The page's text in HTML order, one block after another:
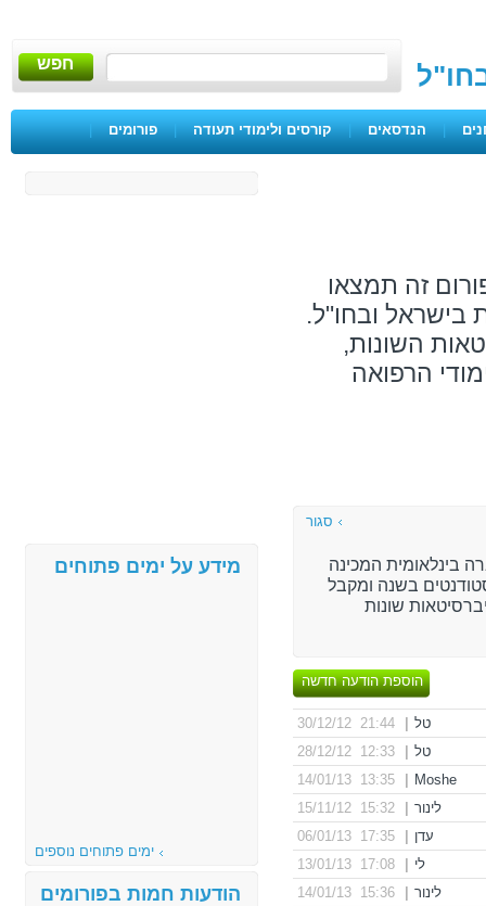
חפש
| הנדסאים | קורסים ולימודי תעודה | פורומים |
זה תמצאו
בישראל ובחו"ל.
השונות,
הרפואה
בינלאומית המכינה
בשנה ומקבל
שונות
סגור
הוספת הודעה חדשה
טל
21:44 30/12/12
טל
12:33 28/12/12
Moshe
13:35 14/01/13
לינור
15:32 15/11/12
עדן
17:35 06/01/13
לי
17:08 13/01/13
לינור
15:36 14/01/13
מידע על ימים פתוחים
ימים פתוחים נוספים
הודעות חמות בפורומים